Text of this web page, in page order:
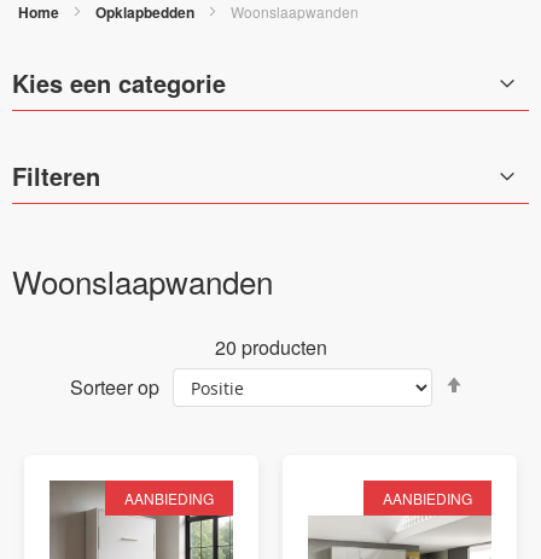
Home Opklapbedden Woonslaapwanden
Woonslaapwanden
20 producten
Sorteer op
AANBIEDING AANBIEDING
Kies een categorie
Filteren